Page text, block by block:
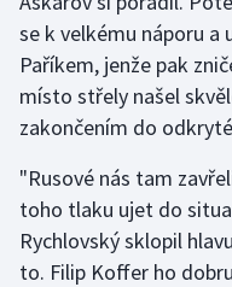
se k velkému náporu a
Paříkem, jenže pak
místo střely našel
zakončením do
"Rusové nás tam
toho tlaku ujet do
Rychlovský sklopil
to. Filip Koffer ho